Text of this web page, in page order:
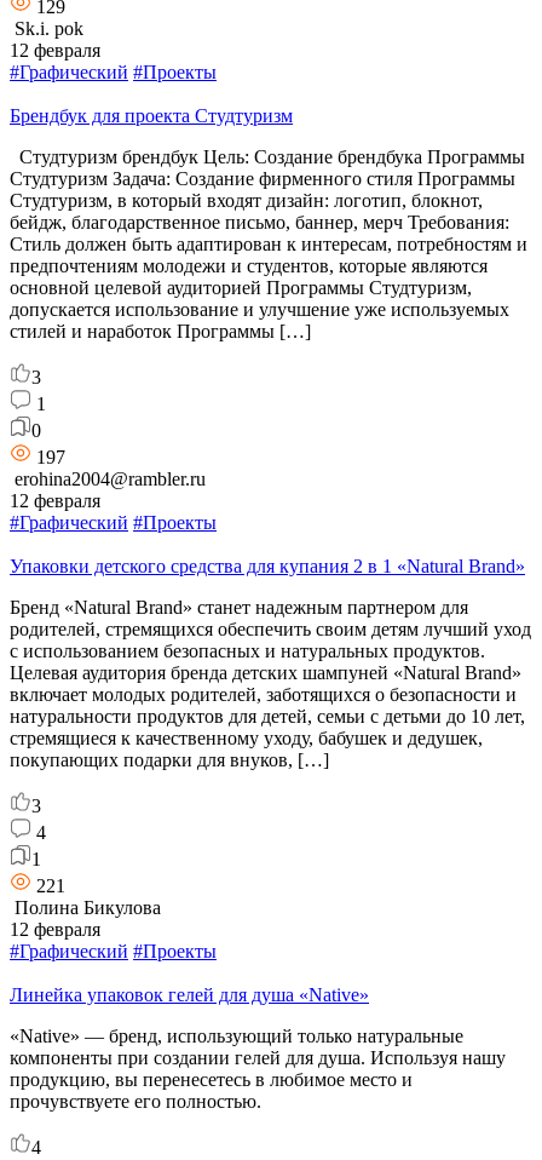
129
Sk.i. pok
12 февраля
#Графический #Проекты
Брендбук для проекта Студтуризм
Студтуризм брендбук Цель: Создание брендбука Программы
Студтуризм Задача: Создание фирменного стиля Программы
Студтуризм, в который входят дизайн: логотип, блокнот,
бейдж, благодарственное письмо, баннер, мерч Требования:
Стиль должен быть адаптирован к интересам, потребностям и
предпочтениям молодежи и студентов, которые являются
основной целевой аудиторией Программы Студтуризм,
допускается использование и улучшение уже используемых
стилей и наработок Программы […]
3
1
0
197
erohina2004@rambler.ru
12 февраля
#Графический #Проекты
Упаковки детского средства для купания 2 в 1 «Natural Brand»
Бренд «Natural Brand» станет надежным партнером для
родителей, стремящихся обеспечить своим детям лучший уход
с использованием безопасных и натуральных продуктов.
Целевая аудитория бренда детских шампуней «Natural Brand»
включает молодых родителей, заботящихся о безопасности и
натуральности продуктов для детей, семьи с детьми до 10 лет,
стремящиеся к качественному уходу, бабушек и дедушек,
покупающих подарки для внуков, […]
3
4
1
221
Полина Бикулова
12 февраля
#Графический #Проекты
Линейка упаковок гелей для душа «Native»
«Native» — бренд, использующий только натуральные
компоненты при создании гелей для душа. Используя нашу
продукцию, вы перенесетесь в любимое место и
прочувствуете его полностью.
4